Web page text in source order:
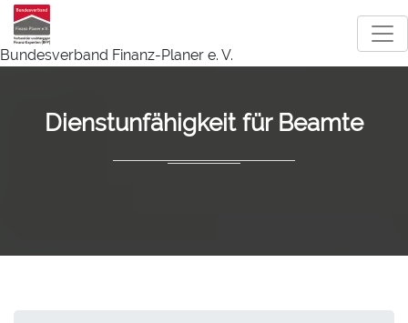
Bundesverband Finanz-Planer e. V.
Dienstunfähigkeit für Beamte